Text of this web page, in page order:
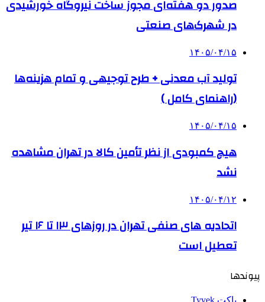
صدور دو هفته‌ای مجوز ساخت نیروگاه خورشیدی
در شهرک‌های صنعتی
۱۴۰۵/۰۴/۱۵
تولید آب معدنی + طرح توجیهی و تمام هزینه‌ها
(راهنمای کامل )
۱۴۰۵/۰۴/۱۵
هیچ کمبودی از نظر تأمین کالا در تهران مشاهده
نشد
۱۴۰۵/۰۴/۱۲
اتحادیه های صنفی تهران در روزهای ۱۳ تا ۱۶ تیر
تعطیل است
پیوندها
پاکت Tyvek